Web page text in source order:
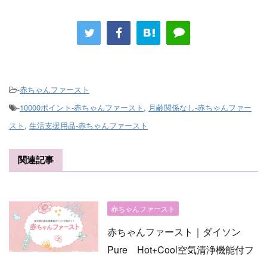
-赤ちゃんファースト
-10000ポイント-赤ちゃんファースト , 月齢関係なし-赤ちゃんファー
スト , 生活支援用品-赤ちゃんファースト
関連記事
赤ちゃんファースト
赤ちゃんファースト｜ダイソン
Pure Hot+Cool空気清浄機能付フ